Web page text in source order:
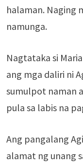
halaman. Naging
namunga.
Nagtataka si
ang mga daliri ni
sumulpot naman
pula sa labis na
Ang pangalang
alamat ng unang